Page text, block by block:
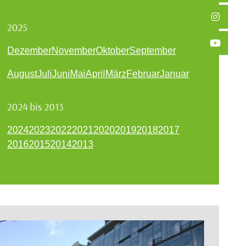
2025
DezemberNovemberOktoberSeptember
AugustJuliJuniMaiApril MärzFebruarJanuar
2024 bis 2013
20242023202220212020201920182017
2016201520142013